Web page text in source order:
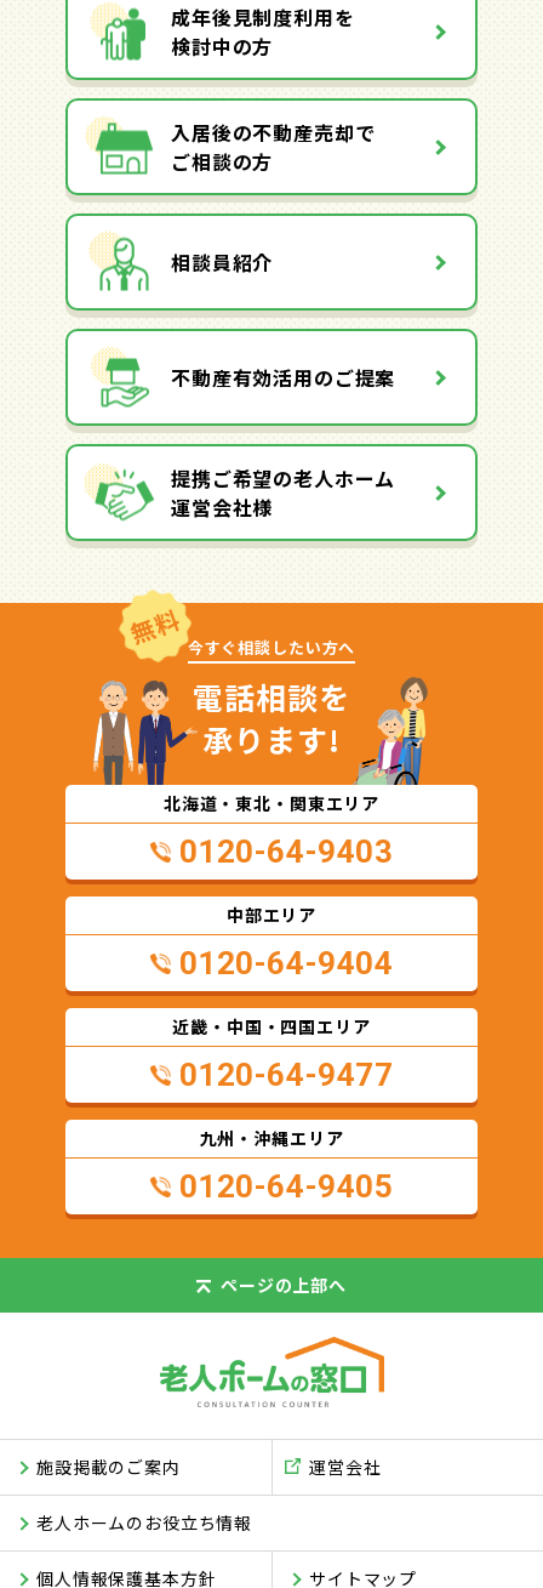
成年後見制度利用を
検討中の方
入居後の不動産売却で
ご相談の方
相談員紹介
不動産有効活用のご提案
提携ご希望の老人ホーム
運営会社様
無料 今すぐ相談したい方へ
電話相談を
承ります!
北海道・東北・関東エリア
0120-64-9403
中部エリア
0120-64-9404
近畿・中国・四国エリア
0120-64-9477
九州・沖縄エリア
0120-64-9405
ページの 上部へ
施設掲載のご案内
老人ホームのお役立ち情報
サイトマップ
運営会社
個人情報保護基本方針